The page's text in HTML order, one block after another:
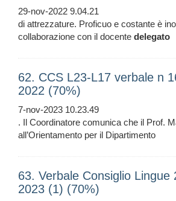
29-nov-2022 9.04.21
di attrezzature. Proficuo e costante è
collaborazione con il docente delegato
62. CCS L23-L17 verbale n
2022 (70%)
7-nov-2023 10.23.49
. Il Coordinatore comunica che il Prof.
all’Orientamento per il Dipartimento
63. Verbale Consiglio Lingue
2023 (1) (70%)